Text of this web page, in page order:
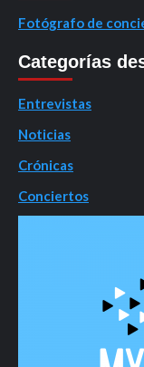
Fotógrafo de
Categorías
Entrevistas
Noticias
Crónicas
Conciertos